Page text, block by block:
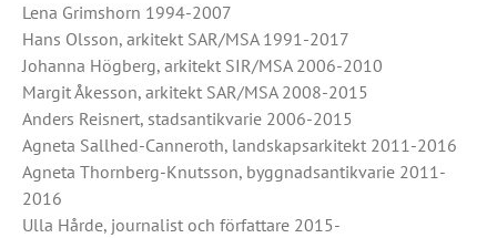
Lena Grimshorn 1994-2007
Hans Olsson, arkitekt SAR/MSA 1991-2017
Johanna Högberg, arkitekt SIR/MSA 2006-2010
Margit Åkesson, arkitekt SAR/MSA 2008-2015
Anders Reisnert, stadsantikvarie 2006-2015
Agneta Sallhed-Canneroth, landskapsarkitekt 2011-2016
Agneta Thornberg-Knutsson, byggnadsantikvarie 2011-
2016
Ulla Hårde, journalist och författare 2015-